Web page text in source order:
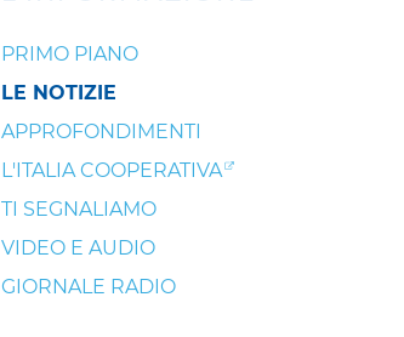
PRIMO PIANO
LE NOTIZIE
APPROFONDIMENTI
L'ITALIA COOPERATIVA
TI SEGNALIAMO
VIDEO E AUDIO
GIORNALE RADIO